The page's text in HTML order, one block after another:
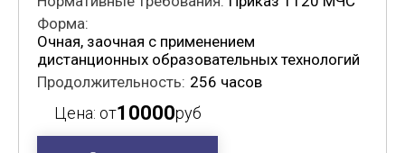
Форма:
Очная, заочная с применением
дистанционных образовательных технологий
Продолжительность: 256 часов
Цена: от10000руб